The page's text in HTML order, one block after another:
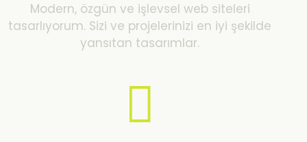
Modern, özgün ve işlevsel web siteleri
tasarlıyorum. Sizi ve projelerinizi en iyi şekilde
yansıtan tasarımlar.